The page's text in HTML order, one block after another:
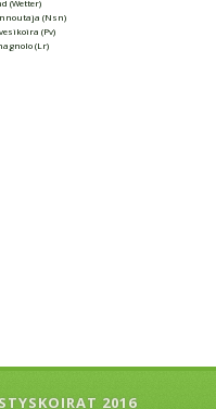
(Nsn)
(Pv)
(Lr)
2016